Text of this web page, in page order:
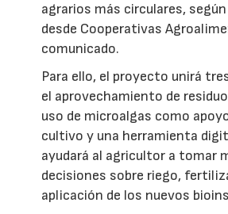
agrarios más circulares,
desde Cooperativas
comunicado.
Para ello, el proyecto unirá
el aprovechamiento de
uso de microalgas como
cultivo y una herramienta
ayudará al agricultor a tomar
decisiones sobre riego,
aplicación de los nuevos